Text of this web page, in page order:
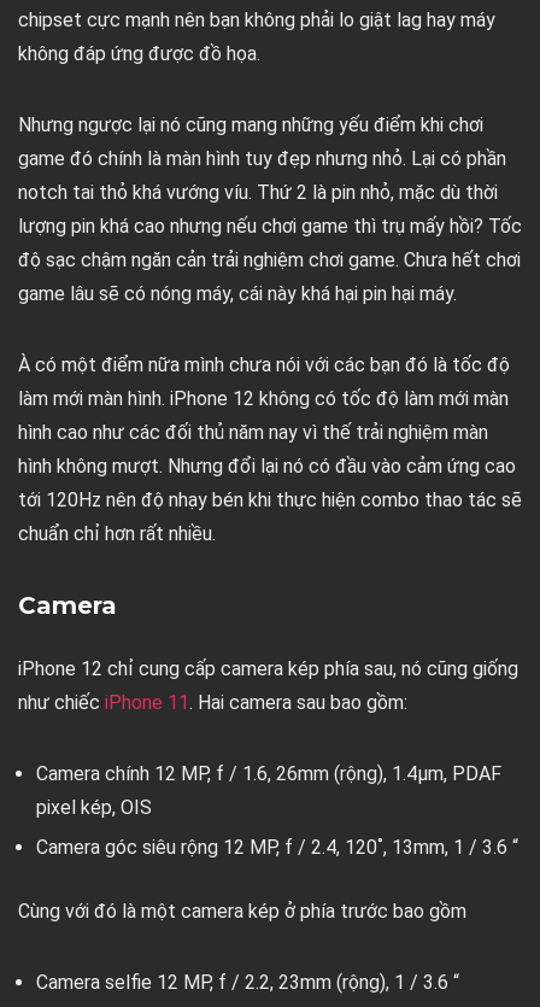
chipset cực mạnh nên bạn không phải lo giật lag hay máy
không đáp ứng được đồ họa.
Nhưng ngược lại nó cũng mang những yếu điểm khi chơi
game đó chính là màn hình tuy đẹp nhưng nhỏ. Lại có phần
notch tai thỏ khá vướng víu. Thứ 2 là pin nhỏ, mặc dù thời
lượng pin khá cao nhưng nếu chơi game thì trụ mấy hồi? Tốc
độ sạc chậm ngăn cản trải nghiệm chơi game. Chưa hết chơi
game lâu sẽ có nóng máy, cái này khá hại pin hại máy.
À có một điểm nữa mình chưa nói với các bạn đó là tốc độ
làm mới màn hình. iPhone 12 không có tốc độ làm mới màn
hình cao như các đối thủ năm nay vì thế trải nghiệm màn
hình không mượt. Nhưng đổi lại nó có đầu vào cảm ứng cao
tới 120Hz nên độ nhạy bén khi thực hiện combo thao tác sẽ
chuẩn chỉ hơn rất nhiều.
Camera
iPhone 12 chỉ cung cấp camera kép phía sau, nó cũng giống
như chiếc iPhone 11. Hai camera sau bao gồm:
Camera chính 12 MP, f / 1.6, 26mm (rộng), 1.4µm, PDAF
pixel kép, OIS
Camera góc siêu rộng 12 MP, f / 2.4, 120˚, 13mm, 1 / 3.6 “
Cùng với đó là một camera kép ở phía trước bao gồm
Camera selfie 12 MP, f / 2.2, 23mm (rộng), 1 / 3.6 “